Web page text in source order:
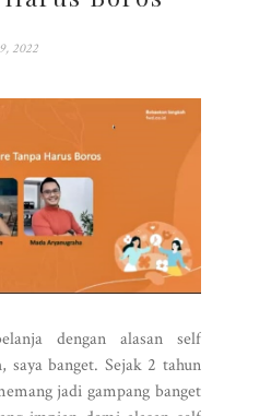
2022
dengan alasan self
saya banget. Sejak 2 tahun
jadi gampang banget